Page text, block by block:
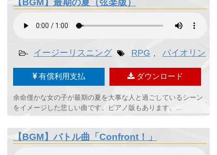
【BGM】最期の夏（弦楽版）
- イージーリスニング RPG バイオリン
有償利用支払 ダウンロード
余命僅かな女の子が最期の夏を大事な人と過ごしているシーン
をイメージした悲しい曲です。ピアノ版もあります。...
【BGM】バトル曲「Confront！」